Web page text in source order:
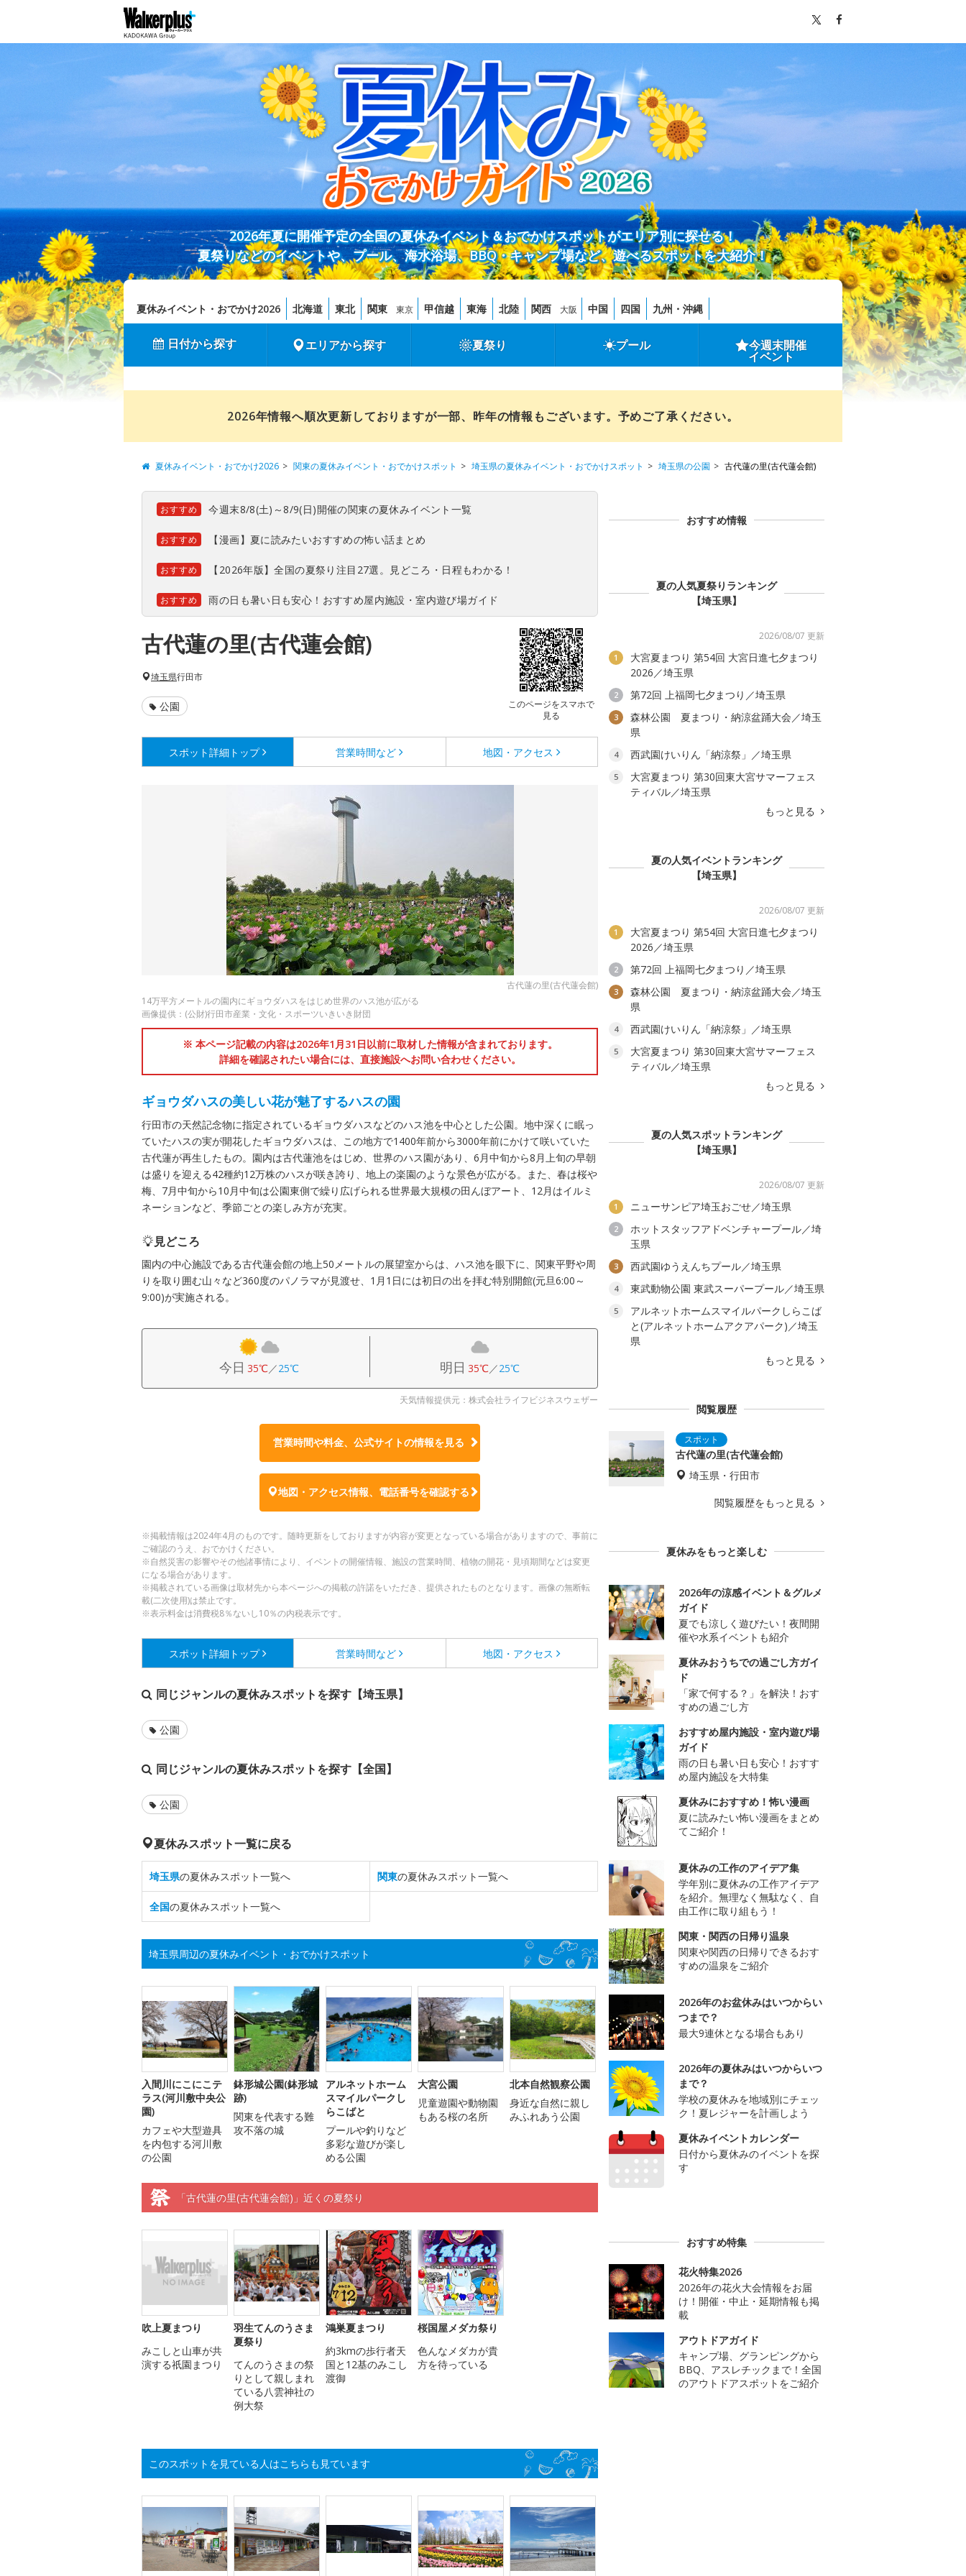
2026年夏に開催予定の全国の夏休みイベント＆おでかけスポットがエリア別に探せる！
夏祭りなどのイベントや、プール、海水浴場、BBQ・キャンプ場など、遊べるスポットを大紹介！
夏休みイベント・おでかけ2026 北海道 東北 関東 東京 甲信越 東海 北陸 関西 大阪 中国 四国 九州・沖縄
日付から探す エリアから探す 夏祭り プール 今週末開催
イベント
2026年情報へ順次更新しておりますが一部、昨年の情報もございます。予めご了承ください。
夏休みイベント・おでかけ2026 関東の夏休みイベント・おでかけスポット 埼玉県の夏休みイベント・おでかけスポット 埼玉県の公園 古代蓮の里(古代蓮会館)
おすすめ 今週末8/8(土)～8/9(日)開催の関東の夏休みイベント一覧
おすすめ 【漫画】夏に読みたいおすすめの怖い話まとめ
おすすめ 【2026年版】全国の夏祭り注目27選。見どころ・日程もわかる！
おすすめ 雨の日も暑い日も安心！おすすめ屋内施設・室内遊び場ガイド
古代蓮の里(古代蓮会館)
このページをスマホで
見る
埼玉県行田市
公園
スポット詳細 トップ 営業時間など 地図・アクセス
古代蓮の里(古代蓮会館)
14万平方メートルの園内にギョウダハスをはじめ世界のハス池が広がる
画像提供：(公財)行田市産業・文化・スポーツいきいき財団
※ 本ページ記載の内容は2026年1月31日以前に取材した情報が含まれております。
詳細を確認されたい場合には、直接施設へお問い合わせください。
ギョウダハスの美しい花が魅了するハスの園
行田市の天然記念物に指定されているギョウダハスなどのハス池を中心とした公園。地中深くに眠っ
ていたハスの実が開花したギョウダハスは、この地方で1400年前から3000年前にかけて咲いていた
古代蓮が再生したもの。園内は古代蓮池をはじめ、世界のハス園があり、6月中旬から8月上旬の早朝
は盛りを迎える42種約12万株のハスが咲き誇り、地上の楽園のような景色が広がる。また、春は桜や
梅、7月中旬から10月中旬は公園東側で繰り広げられる世界最大規模の田んぼアート、12月はイルミ
ネーションなど、季節ごとの楽しみ方が充実。
見どころ
園内の中心施設である古代蓮会館の地上50メートルの展望室からは、ハス池を眼下に、関東平野や周
りを取り囲む山々など360度のパノラマが見渡せ、1月1日には初日の出を拝む特別開館(元旦6:00～
9:00)が実施される。
今日 35℃／25℃ 明日 35℃／25℃
天気情報提供元：株式会社ライフビジネスウェザー
営業時間や料金、公式サイトの情報を見る
地図・アクセス情報、電話番号を確認する
※掲載情報は2024年4月のものです。随時更新をしておりますが内容が変更となっている場合がありますので、事前に
ご確認のうえ、おでかけください。
※自然災害の影響やその他諸事情により、イベントの開催情報、施設の営業時間、植物の開花・見頃期間などは変更
になる場合があります。
※掲載されている画像は取材先から本ページへの掲載の許諾をいただき、提供されたものとなります。画像の無断転
載(二次使用)は禁止です。
※表示料金は消費税8％ないし10％の内税表示です。
スポット詳細 トップ 営業時間など 地図・アクセス
同じジャンルの夏休みスポットを探す【埼玉県】
公園
同じジャンルの夏休みスポットを探す【全国】
公園
夏休みスポット一覧に戻る
埼玉県の夏休みスポット一覧へ 関東の夏休みスポット一覧へ
全国の夏休みスポット一覧へ
埼玉県周辺の夏休みイベント・おでかけスポット
入間川にこにこテ
ラス(河川敷中央公
園)
カフェや大型遊具
を内包する河川敷
の公園
鉢形城公園(鉢形城
跡)
関東を代表する難
攻不落の城
アルネットホーム
スマイルパークし
らこばと
プールや釣りなど
多彩な遊びが楽し
める公園
大宮公園
児童遊園や動物園
もある桜の名所
北本自然観察公園
身近な自然に親し
みふれあう公園
「古代蓮の里(古代蓮会館)」近くの夏祭り
吹上夏まつり
みこしと山車が共
演する祇園まつり
羽生てんのうさま
夏祭り
てんのうさまの祭
りとして親しまれ
ている八雲神社の
例大祭
鴻巣夏まつり
約3kmの歩行者天
国と12基のみこし
渡御
桜国屋メダカ祭り
色んなメダカが貴
方を待っている
このスポットを見ている人はこちらも見ています
おすすめ情報
夏の人気夏祭りランキング
【埼玉県】
2026/08/07 更新
1
大宮夏まつり 第54回 大宮日進七夕まつり
2026／埼玉県
2 第72回 上福岡七夕まつり／埼玉県
3
森林公園 夏まつり・納涼盆踊大会／埼玉
県
4 西武園けいりん「納涼祭」／埼玉県
5
大宮夏まつり 第30回東大宮サマーフェス
ティバル／埼玉県
もっと見る
夏の人気イベントランキング
【埼玉県】
2026/08/07 更新
1
大宮夏まつり 第54回 大宮日進七夕まつり
2026／埼玉県
2 第72回 上福岡七夕まつり／埼玉県
3
森林公園 夏まつり・納涼盆踊大会／埼玉
県
4 西武園けいりん「納涼祭」／埼玉県
5
大宮夏まつり 第30回東大宮サマーフェス
ティバル／埼玉県
もっと見る
夏の人気スポットランキング
【埼玉県】
2026/08/07 更新
1 ニューサンピア埼玉おごせ／埼玉県
2
ホットスタッフアドベンチャープール／埼
玉県
3 西武園ゆうえんちプール／埼玉県
4 東武動物公園 東武スーパープール／埼玉県
5
アルネットホームスマイルパークしらこば
と(アルネットホームアクアパーク)／埼玉
県
もっと見る
閲覧履歴
古代蓮の里(古代蓮会館)
埼玉県・行田市
閲覧履歴をもっと見る
夏休みをもっと楽しむ
2026年の涼感イベント＆グルメ
ガイド
夏でも涼しく遊びたい！夜間開
催や水系イベントも紹介
夏休みおうちでの過ごし方ガイ
ド
「家で何する？」を解決！おす
すめの過ごし方
おすすめ屋内施設・室内遊び場
ガイド
雨の日も暑い日も安心！おすす
め屋内施設を大特集
夏休みにおすすめ！怖い漫画
夏に読みたい怖い漫画をまとめ
てご紹介！
夏休みの工作のアイデア集
学年別に夏休みの工作アイデア
を紹介。無理なく無駄なく、自
由工作に取り組もう！
関東・関西の日帰り温泉
関東や関西の日帰りできるおす
すめの温泉をご紹介
2026年のお盆休みはいつからい
つまで？
最大9連休となる場合もあり
2026年の夏休みはいつからいつ
まで？
学校の夏休みを地域別にチェッ
ク！夏レジャーを計画しよう
夏休みイベントカレンダー
日付から夏休みのイベントを探
す
おすすめ特集
花火特集2026
2026年の花火大会情報をお届
け！開催・中止・延期情報も掲
載
アウトドアガイド
キャンプ場、グランピングから
BBQ、アスレチックまで！全国
のアウトドアスポットをご紹介